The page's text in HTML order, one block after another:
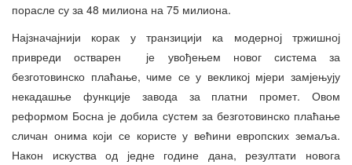
порасле су за 48 милиона на 75 милиона.
Најзначајнији корак у транзицији ка модерној тржишној
привреди остварен је увођењем новог система за
безготовинско плаћање, чиме се у векликој мјери замјењују
некадашње функције завода за платни промет. Овом
реформом Босна је добила сyстем за безготовинско плаћање
сличан онима који се користе у већини европских земаља.
Након искуства од једне године дана, резултати новога